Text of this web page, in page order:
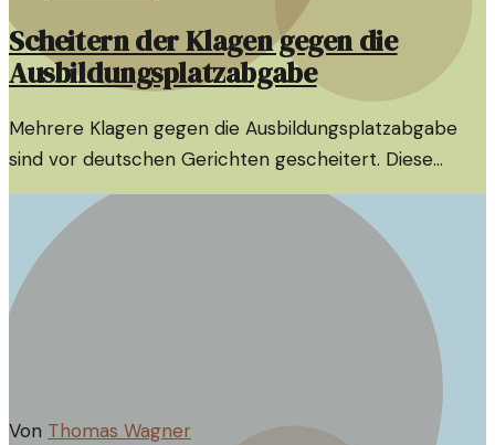
Scheitern der Klagen gegen die
Ausbildungsplatzabgabe
Mehrere Klagen gegen die Ausbildungsplatzabgabe
sind vor deutschen Gerichten gescheitert. Diese
Entwicklung wirft Fragen zur Zukunft der
Ausbildungsplatzvergabe auf.
Von Thomas Wagner